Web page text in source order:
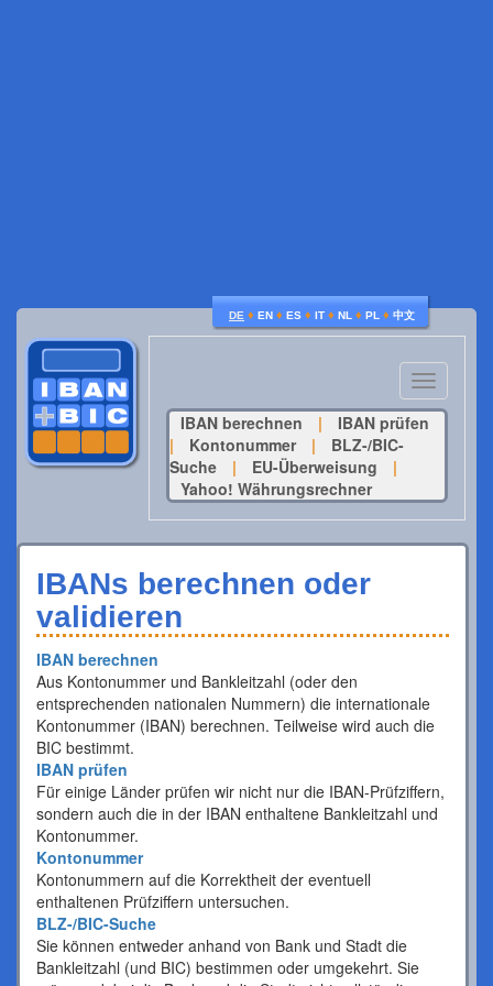
DE ♦ EN ♦ ES ♦ IT ♦ NL ♦ PL ♦ 中文
Toggle
navigation
IBAN berechnen
|
IBAN prüfen
|
Kontonummer |
BLZ-/BIC-
Suche
| EU-Überweisung
|
Yahoo! Währungsrechner
IBANs berechnen oder
validieren
IBAN berechnen
Aus Kontonummer und Bankleitzahl (oder den
entsprechenden nationalen Nummern) die internationale
Kontonummer (IBAN) berechnen. Teilweise wird auch die
BIC bestimmt.
IBAN prüfen
Für einige Länder prüfen wir nicht nur die IBAN-Prüfziffern,
sondern auch die in der IBAN enthaltene Bankleitzahl und
Kontonummer.
Kontonummer
Kontonummern auf die Korrektheit der eventuell
enthaltenen Prüfziffern untersuchen.
BLZ-/BIC-Suche
Sie können entweder anhand von Bank und Stadt die
Bankleitzahl (und BIC) bestimmen oder umgekehrt. Sie